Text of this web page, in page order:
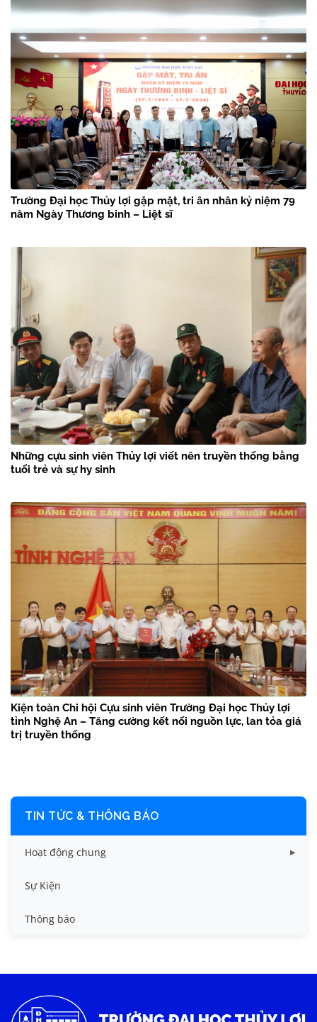
Trường Đại học Thủy lợi gặp mặt, tri ân nhân kỷ niệm 79
năm Ngày Thương binh – Liệt sĩ
Những cựu sinh viên Thủy lợi viết nên truyền thống bằng
tuổi trẻ và sự hy sinh
Kiện toàn Chi hội Cựu sinh viên Trường Đại học Thủy lợi
tỉnh Nghệ An – Tăng cường kết nối nguồn lực, lan tỏa giá
trị truyền thống
TIN TỨC & THÔNG BÁO
Hoạt động chung
Tin công tác sinh viên
Tin đào tạo
Tin tức chung
Sự Kiện
Thông báo